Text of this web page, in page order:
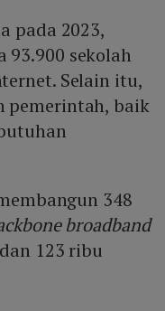
pada 2023,
93.900 sekolah
Selain itu,
pemerintah, baik
348
broadband
123 ribu